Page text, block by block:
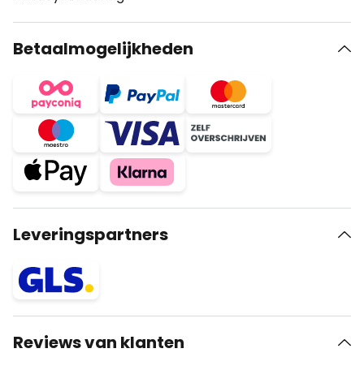
Betaalmogelijkheden
Leveringspartners
Reviews van klanten